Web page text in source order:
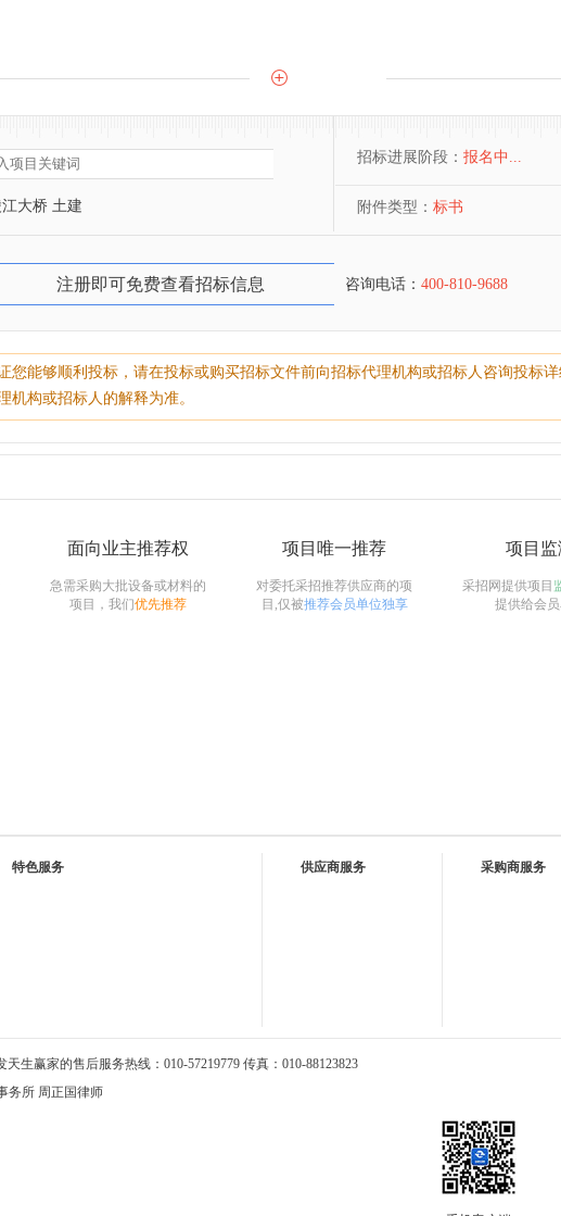
大桥 土建
招标进展阶段： 报名中...
附件类型： 标书
注册即可免费查看招标信息 咨询电话： 400-810-9688
您能够顺利投标，请在投标或购买招标文件前向招标代理机构或招标人咨询投标
机构或招标人的解释为准。
面向业主推荐权
急需采购大批设备或材料的
项目，我们优先推荐
项目唯一推荐
对委托采招推荐供应商的项
目,仅被推荐会员单位独享
项目监
采招网提供项目
提供给会
特色服务 供应商服务 采购商服务
天生赢家的售后服务热线：010-57219779 传真：010-88123823
务所 周正国律师